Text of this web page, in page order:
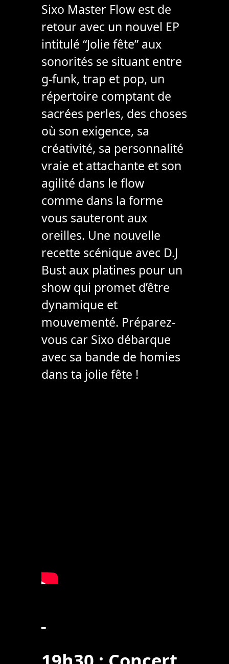
Sixo Master Flow est de
retour avec un nouvel EP
intitulé “Jolie fête” aux
sonorités se situant entre
g-funk, trap et pop, un
répertoire comptant de
sacrées perles, des choses
où son exigence, sa
créativité, sa personnalité
vraie et attachante et son
agilité dans le flow
comme dans la forme
vous sauteront aux
oreilles. Une nouvelle
recette scénique avec D.J
Bust aux platines pour un
show qui promet d’être
dynamique et
mouvementé. Préparez-
vous car Sixo débarque
avec sa bande de homies
dans ta jolie fête !